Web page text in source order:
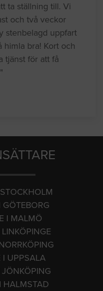
ta ställning till. Vi
och två veckor
stenbelagd uppfart
bra! Kort och
tjänst för att få
GÖTEBORG
I MALMÖ
I UPPSALA
JÖNKÖPING
HALMSTAD